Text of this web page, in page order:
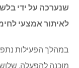
שנערכה על ידי
לאיתור אמצעי
במהלך הפעילות